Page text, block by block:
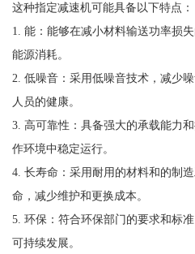
这种指定减速机可能具备以下特点：
1. 能：能够在减小材料输送功率损
能源消耗。
2. 低噪音：采用低噪音技术，减少
人员的健康。
3. 高可靠性：具备强大的承载能力
作环境中稳定运行。
4. 长寿命：采用耐用的材料和的制
命，减少维护和更换成本。
5. 环保：符合环保部门的要求和标
可持续发展。